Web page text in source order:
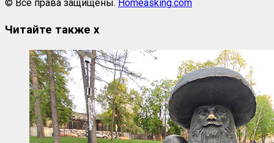
© Все права защищены. Homeasking.com
Читайте также x